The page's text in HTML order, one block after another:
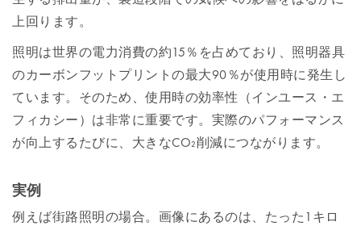
上回ります。
照明は世界の電力消費の約15％を占めており、照明器具
のカーボンフットプリントの最大90％が使用時に発生し
ています。そのため、使用時の効率性（インユース・エ
フィカシー）は非常に重要です。実際のパフォーマンス
が向上するたびに、大きなCO₂削減につながります。
実例
例えば街路照明の場合。画像にあるのは、たった1キロ